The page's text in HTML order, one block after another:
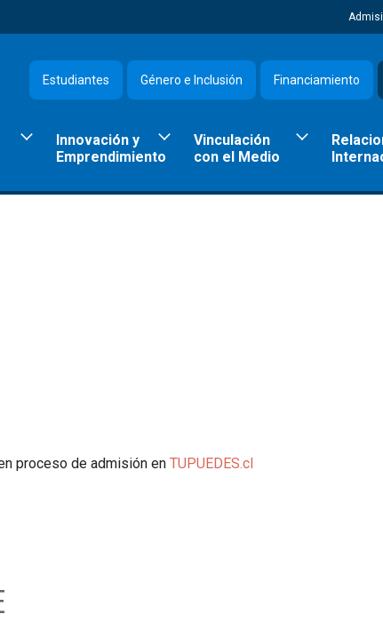
Estudiantes Género e Inclusión Financiamiento
Innovación y
Emprendimiento
Vinculación
con el Medio
proceso de admisión en TUPUEDES.cl